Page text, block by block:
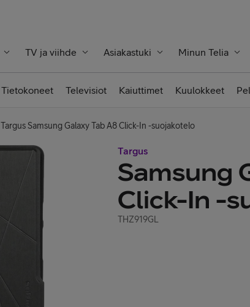
TV ja viihde Asiakastuki Minun Telia
Tietokoneet Televisiot Kaiuttimet Kuulokkeet
Targus Samsung Galaxy Tab A8 Click-In -suojakotelo
Targus
Samsung
Click-In -
THZ919GL